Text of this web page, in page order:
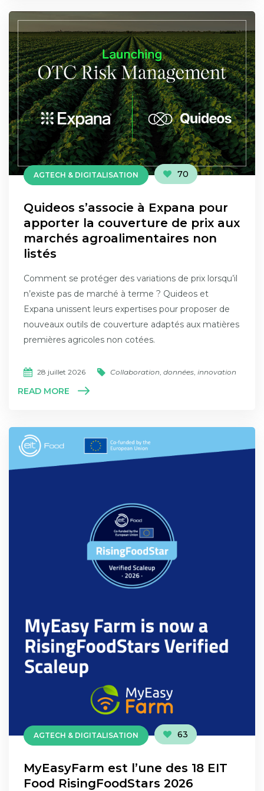
AGTECH & DIGITALISATION 70
Quideos s’associe à Expana pour
apporter la couverture de prix aux
marchés agroalimentaires non
listés
Comment se protéger des variations de prix lorsqu’il
n’existe pas de marché à terme ? Quideos et
Expana unissent leurs expertises pour proposer de
nouveaux outils de couverture adaptés aux matières
premières agricoles non cotées.
28 juillet 2026 Collaboration, données, innovation
READ MORE
AGTECH & DIGITALISATION 63
MyEasyFarm est l’une des 18 EIT
Food RisingFoodStars 2026